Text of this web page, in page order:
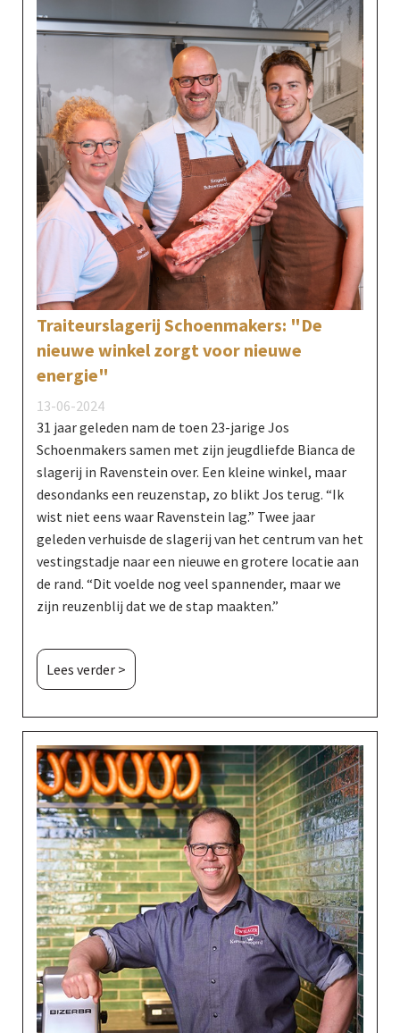
Traiteurslagerij Schoenmakers: "De
nieuwe winkel zorgt voor nieuwe
energie"
13-06-2024
31 jaar geleden nam de toen 23-jarige Jos
Schoenmakers samen met zijn jeugdliefde Bianca de
slagerij in Ravenstein over. Een kleine winkel, maar
desondanks een reuzenstap, zo blikt Jos terug. “Ik
wist niet eens waar Ravenstein lag.” Twee jaar
geleden verhuisde de slagerij van het centrum van het
vestingstadje naar een nieuwe en grotere locatie aan
de rand. “Dit voelde nog veel spannender, maar we
zijn reuzenblij dat we de stap maakten.”
Lees verder >